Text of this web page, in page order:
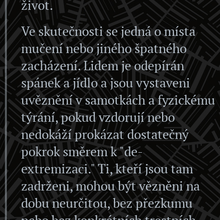
život.
Ve skutečnosti se jedná o místa
mučení nebo jiného špatného
zacházení. Lidem je odepírán
spánek a jídlo a jsou vystaveni
uvěznění v samotkách a fyzickému
týrání, pokud vzdorují nebo
nedokáží prokázat dostatečný
pokrok směrem k "de-
extremizaci." Ti, kteří jsou tam
zadrženi, mohou být vězněni na
dobu neurčitou, bez přezkumu